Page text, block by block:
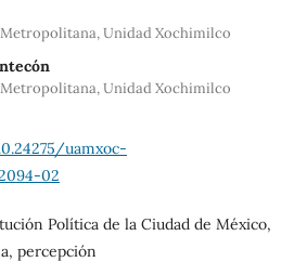
Unidad Xochimilco
Unidad Xochimilco
uamxoc-
02
Política de la Ciudad de México,
percepción